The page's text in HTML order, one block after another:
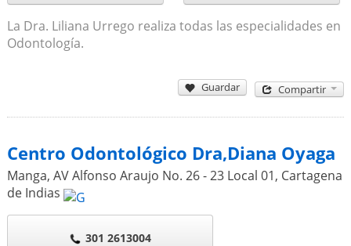
La Dra. Liliana Urrego realiza todas las especialidades en
Odontología.
Guardar Compartir
Centro Odontológico Dra,Diana Oyaga
Manga, AV Alfonso Araujo No. 26 - 23 Local 01, Cartagena
de Indias
301 2613004